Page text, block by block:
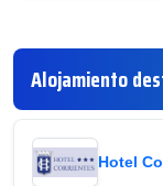
Alojamiento
Hotel